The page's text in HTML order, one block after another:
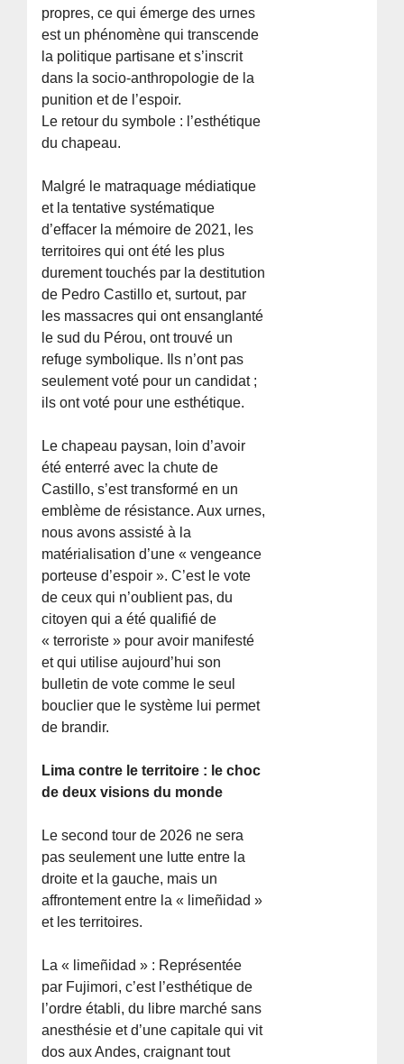
propres, ce qui émerge des urnes
est un phénomène qui transcende
la politique partisane et s’inscrit
dans la socio-anthropologie de la
punition et de l’espoir.
Le retour du symbole : l’esthétique
du chapeau.
Malgré le matraquage médiatique
et la tentative systématique
d’effacer la mémoire de 2021, les
territoires qui ont été les plus
durement touchés par la destitution
de Pedro Castillo et, surtout, par
les massacres qui ont ensanglanté
le sud du Pérou, ont trouvé un
refuge symbolique. Ils n’ont pas
seulement voté pour un candidat ;
ils ont voté pour une esthétique.
Le chapeau paysan, loin d’avoir
été enterré avec la chute de
Castillo, s’est transformé en un
emblème de résistance. Aux urnes,
nous avons assisté à la
matérialisation d’une « vengeance
porteuse d’espoir ». C’est le vote
de ceux qui n’oublient pas, du
citoyen qui a été qualifié de
« terroriste » pour avoir manifesté
et qui utilise aujourd’hui son
bulletin de vote comme le seul
bouclier que le système lui permet
de brandir.
Lima contre le territoire : le choc
de deux visions du monde
Le second tour de 2026 ne sera
pas seulement une lutte entre la
droite et la gauche, mais un
affrontement entre la « limeñidad »
et les territoires.
La « limeñidad » : Représentée
par Fujimori, c’est l’esthétique de
l’ordre établi, du libre marché sans
anesthésie et d’une capitale qui vit
dos aux Andes, craignant tout